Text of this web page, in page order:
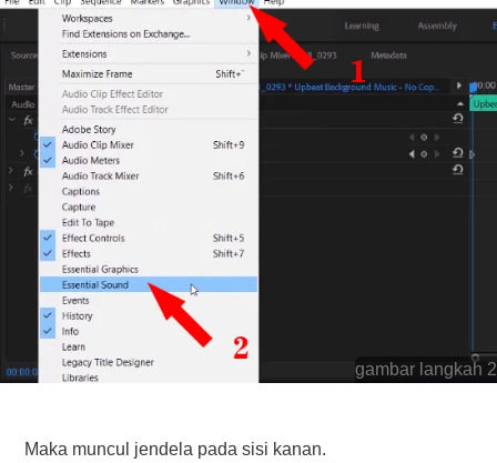
gambar langkah 2
Maka muncul jendela pada sisi kanan.